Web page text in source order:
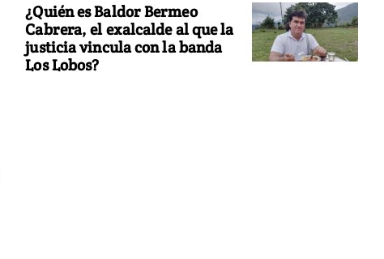
¿Quién es Baldor Bermeo
Cabrera, el exalcalde al que la
justicia vincula con la banda
Los Lobos?